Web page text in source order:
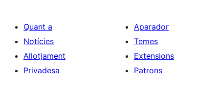
Quant a
Notícies
Allotjament
Privadesa
Aparador
Temes
Extensions
Patrons